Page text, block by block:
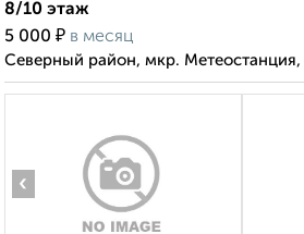
8/10 этаж
5 000 ₽ в месяц
Северный район, мкр.
‹